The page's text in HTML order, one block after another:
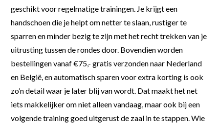
geschikt voor regelmatige trainingen. Je krijgt een
handschoen die je helpt om netter te slaan, rustiger te
sparren en minder bezig te zijn met het recht trekken van je
uitrusting tussen de rondes door. Bovendien worden
bestellingen vanaf €75,- gratis verzonden naar Nederland
en België, en automatisch sparen voor extra korting is ook
zo’n detail waar je later blij van wordt. Dat maakt het net
iets makkelijker om niet alleen vandaag, maar ook bij een
volgende training goed uitgerust de zaal in te stappen. Wie